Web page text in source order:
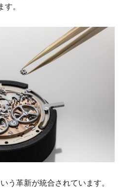
。
う革新が統合されています。